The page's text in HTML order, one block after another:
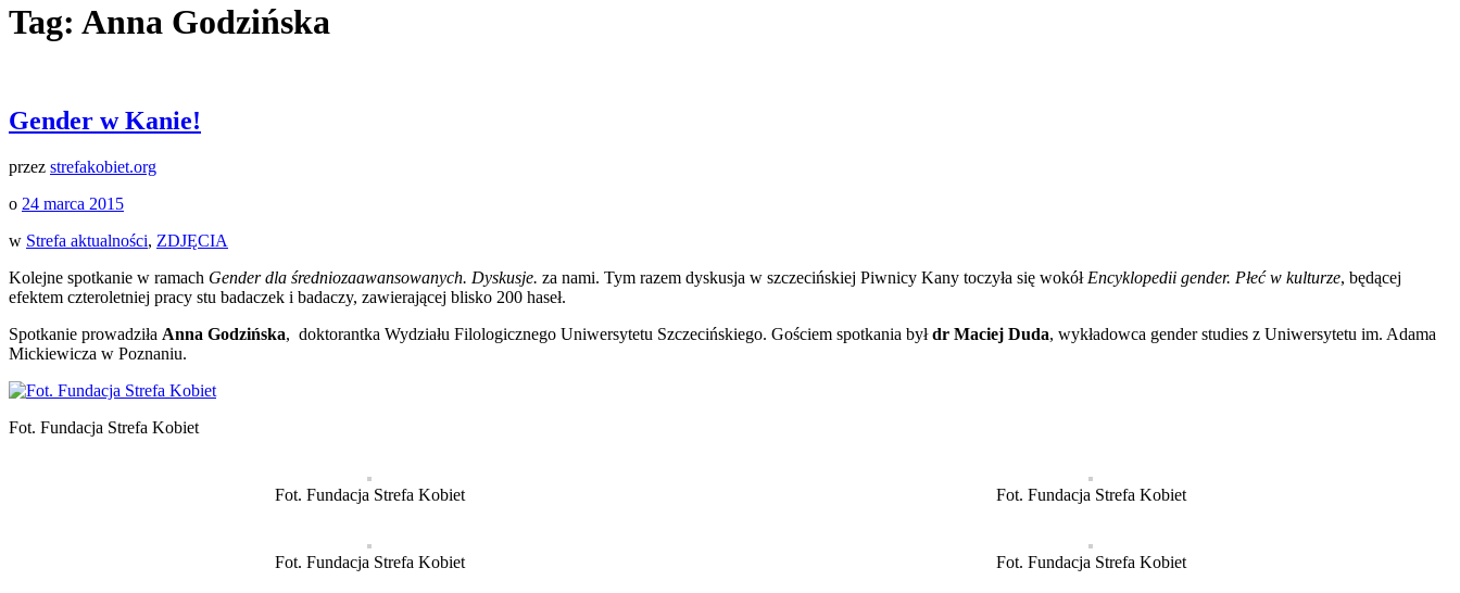
Tag: Anna Godzińska
Gender w Kanie!
przez strefakobiet.org
o 24 marca 2015
w Strefa aktualności, ZDJĘCIA
Kolejne spotkanie w ramach Gender dla średniozaawansowanych. Dyskusje. za nami. Tym razem dyskusja w szczecińskiej Piwnicy Kany toczyła się wokół Encyklopedii gender. Płeć w kulturze, będącej
efektem czteroletniej pracy stu badaczek i badaczy, zawierającej blisko 200 haseł.
Spotkanie prowadziła Anna Godzińska, doktorantka Wydziału Filologicznego Uniwersytetu Szczecińskiego. Gościem spotkania byłdr Maciej Duda, wykładowca gender studies z Uniwersytetu im. Adama
Mickiewicza w Poznaniu.
Fot. Fundacja Strefa Kobiet
Fot. Fundacja Strefa Kobiet Fot. Fundacja Strefa Kobiet
Fot. Fundacja Strefa Kobiet Fot. Fundacja Strefa Kobiet